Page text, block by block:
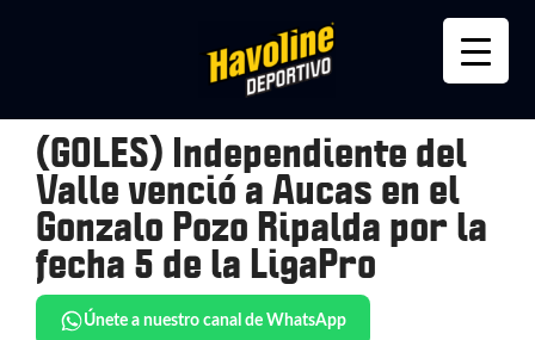
(GOLES) Independiente del
Valle venció a Aucas en el
Gonzalo Pozo Ripalda por la
fecha 5 de la LigaPro
Únete a nuestro canal de WhatsApp